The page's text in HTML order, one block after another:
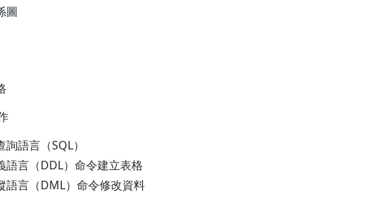
圖
語言（SQL）
語言（DDL）命令建立表格
語言（DML）命令修改資料